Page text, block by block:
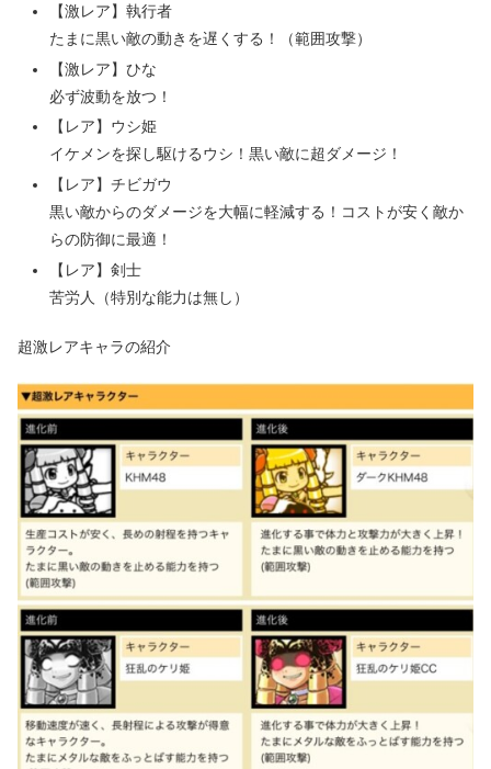
【激レア】執行者
たまに黒い敵の動きを遅くする！（範囲攻撃）
【激レア】ひな
必ず波動を放つ！
【レア】ウシ姫
イケメンを探し駆けるウシ！黒い敵に超ダメージ！
【レア】チビガウ
黒い敵からのダメージを大幅に軽減する！コストが安く敵か
らの防御に最適！
【レア】剣士
苦労人（特別な能力は無し）
超激レアキャラの紹介